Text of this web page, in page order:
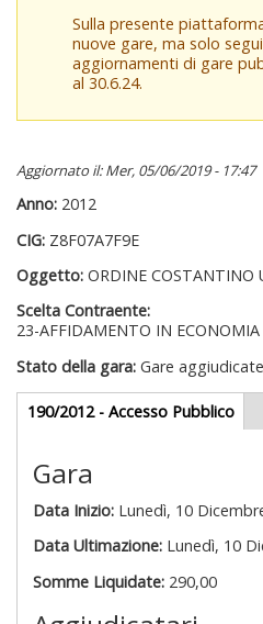
Sulla presente
nuove gare, ma solo
aggiornamenti di gare
al 30.6.24.
Aggiornato il: Mer, 05/06/2019 - 17:47
Anno: 2012
CIG: Z8F07A7F9E
Oggetto: ORDINE COSTANTINO
Scelta Contraente:
23-AFFIDAMENTO IN
Stato della gara: Gare aggiudicate
Gare appalti
190/2012 - Accesso Pubblico
Gara
Data Inizio: Lunedì, 10
Data Ultimazione: Lunedì, 10
Somme Liquidate: 290,00